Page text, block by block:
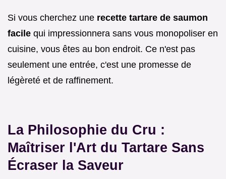
Si vous cherchez une recette tartare de saumon
facile qui impressionnera sans vous monopoliser en
cuisine, vous êtes au bon endroit. Ce n'est pas
seulement une entrée, c'est une promesse de
légèreté et de raffinement.
La Philosophie du Cru :
Maîtriser l'Art du Tartare Sans
Écraser la Saveur